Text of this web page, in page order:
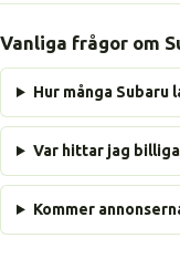
Vanliga frågor om
Hur många Subaru
Var hittar jag
Kommer